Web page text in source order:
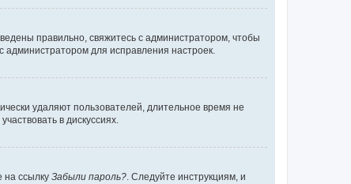
правильно, свяжитесь с администратором, чтобы
для исправления настроек.
удаляют пользователей, длительное время не
в дискуссиях.
на ссылку Забыли пароль? . Следуйте инструкциям, и